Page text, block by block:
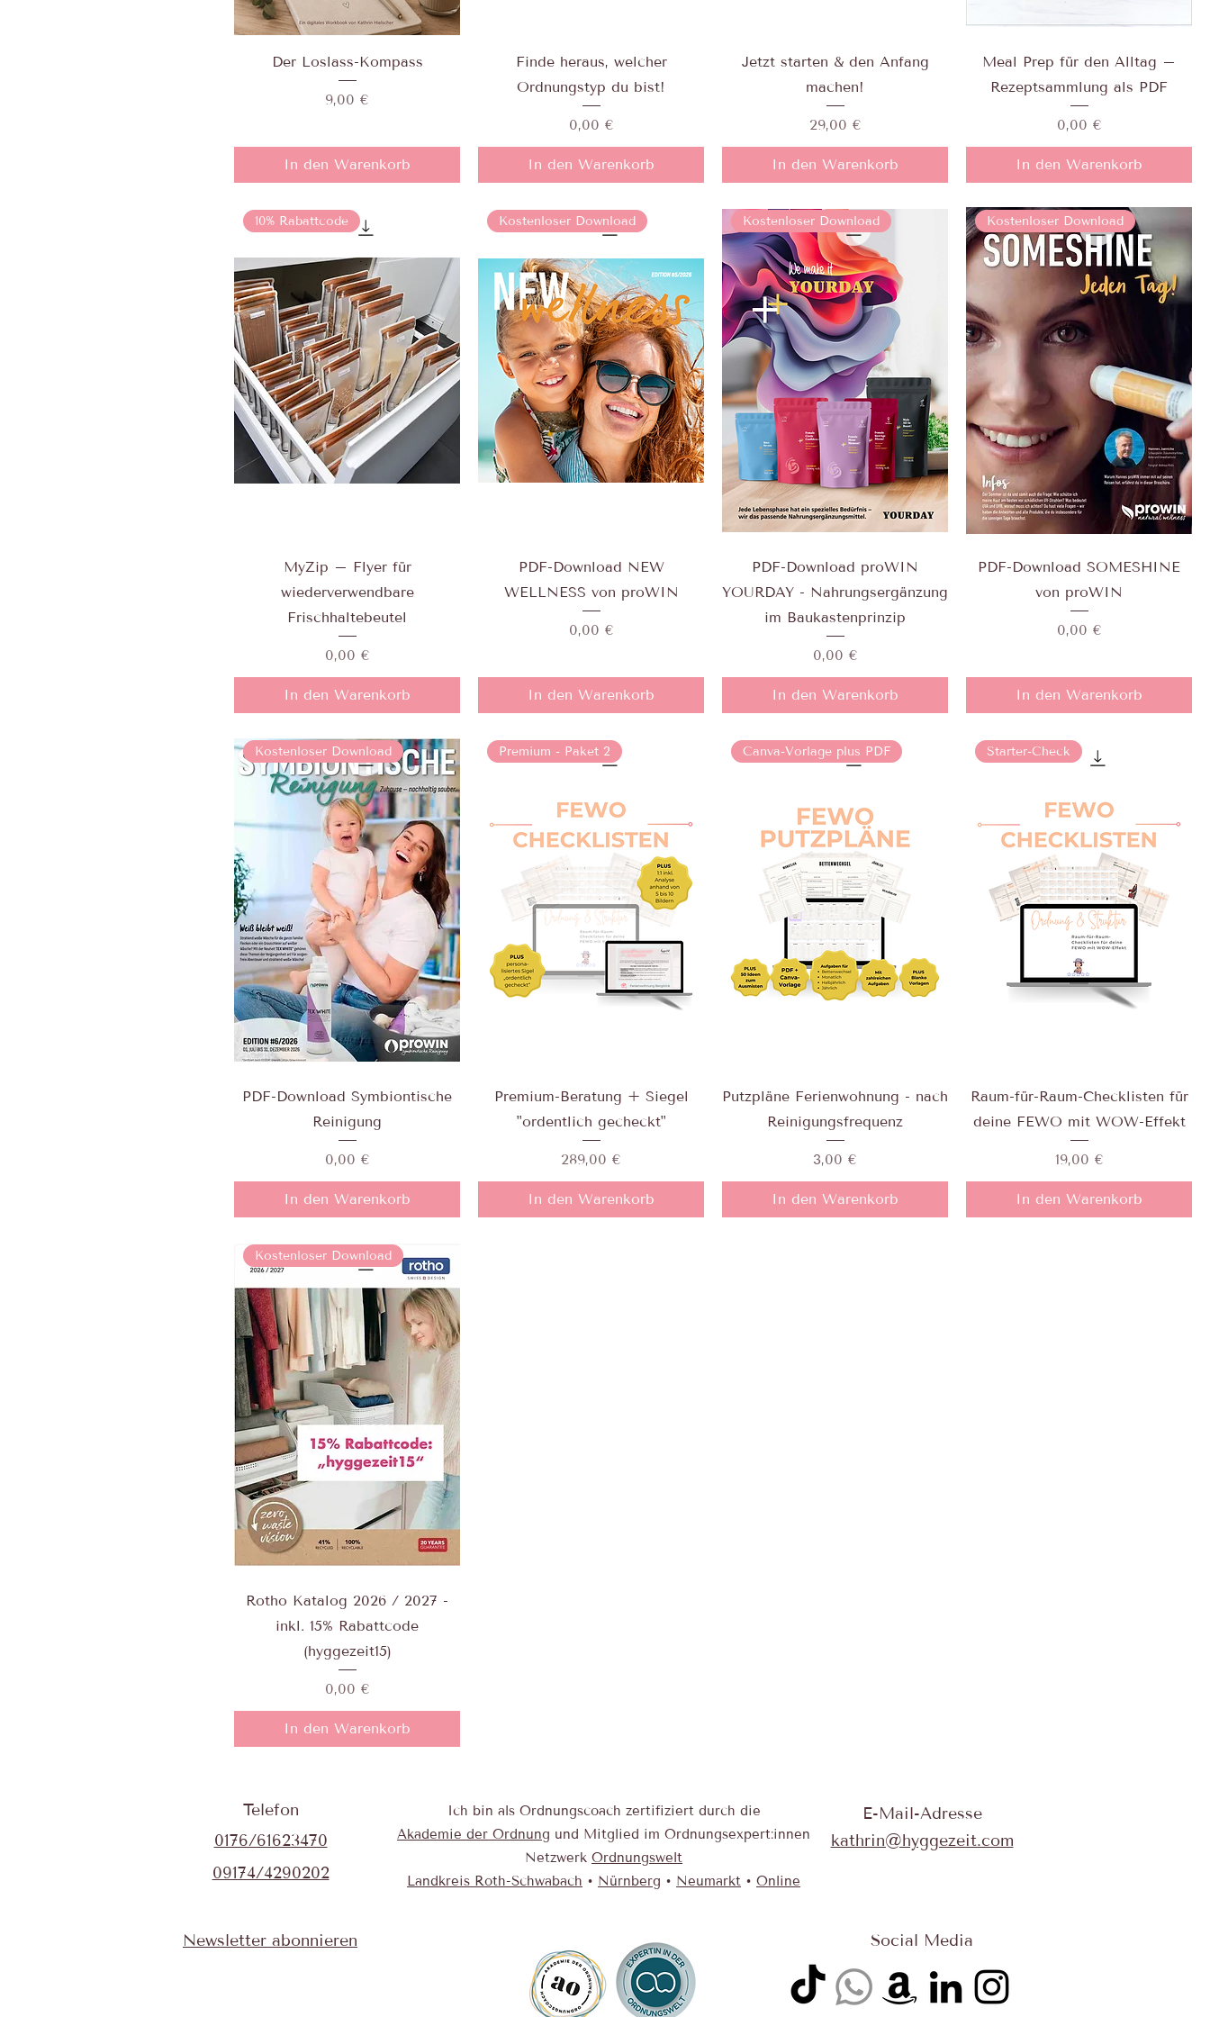
Der Loslass-Kompass
Preis
9,00 €
In den Warenkorb
Finde heraus, welcher
Ordnungstyp du bist!
Preis
0,00 €
In den Warenkorb
Jetzt starten & den Anfang
machen!
Preis
29,00 €
In den Warenkorb
Meal Prep für den Alltag –
Rezeptsammlung als PDF
Preis
0,00 €
In den Warenkorb
10% Rabattcode
MyZip – Flyer für
wiederverwendbare
Frischhaltebeutel
Preis
0,00 €
In den Warenkorb
Kostenloser Download
PDF-Download NEW
WELLNESS von proWIN
Preis
0,00 €
In den Warenkorb
Kostenloser Download
PDF-Download proWIN
YOURDAY - Nahrungsergänzung
im Baukastenprinzip
Preis
0,00 €
In den Warenkorb
Kostenloser Download
PDF-Download SOMESHINE
von proWIN
Preis
0,00 €
In den Warenkorb
Kostenloser Download
PDF-Download Symbiontische
Reinigung
Preis
0,00 €
In den Warenkorb
Premium - Paket 2
Premium-Beratung + Siegel
"ordentlich gecheckt"
Preis
289,00 €
In den Warenkorb
Canva-Vorlage plus PDF
Putzpläne Ferienwohnung - nach
Reinigungsfrequenz
Preis
3,00 €
In den Warenkorb
Starter-Check
Raum-für-Raum-Checklisten für
deine FEWO mit WOW-Effekt
Preis
19,00 €
In den Warenkorb
Kostenloser Download
Rotho Katalog 2026 / 2027 -
inkl. 15% Rabattcode
(hyggezeit15)
Preis
0,00 €
In den Warenkorb
Telefon
0176/61623470
09174/4290202
Newsletter abonnieren
Ich bin als Ordnungscoach zertifiziert durch die
Akad emie der Ordnung und Mitglied im Ordnungsexpert:innen
Netzwerk Ordnungswelt
Landkreis Roth-Schwabach • Nürnberg • Neumarkt • Online
E-Mail-Adresse
kathrin@hyggezeit.com
Social Media